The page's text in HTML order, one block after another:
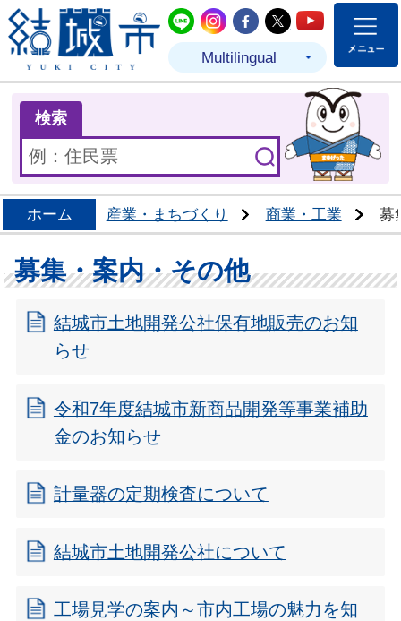
結城市公式LINE
結城市公式Instagram
結城市公式
結城市公式
結城市
Multilingual
検索
ホーム 産業・まちづくり 商業・工業 募
募集・案内・その他
結城市土地開発公社保有地販売のお知
らせ
令和7年度結城市新商品開発等事業補助
金のお知らせ
計量器の定期検査について
結城市土地開発公社について
工場見学の案内～市内工場の魅力を知